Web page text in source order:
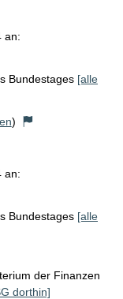
an:
Bundestages [alle
)
an:
Bundestages [alle
der Finanzen
dorthin]